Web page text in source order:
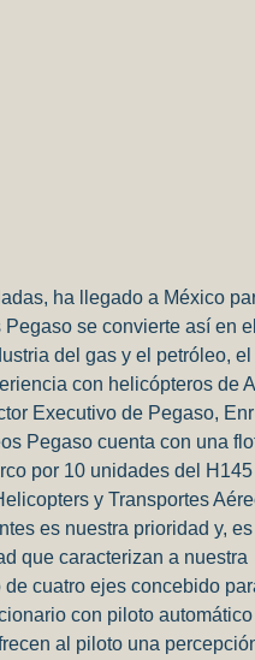
ha llegado a México
se convierte así en
del gas y el petróleo,
con helicópteros de
Executivo de Pegaso,
Pegaso cuenta con una
por 10 unidades del
y Transportes
es nuestra prioridad y,
que caracterizan a nuestra
cuatro ejes concebido
con piloto
al piloto una